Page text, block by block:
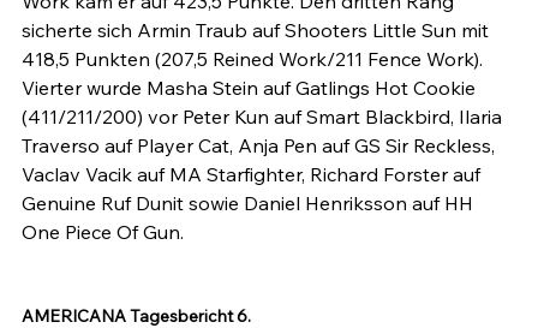
sicherte sich Armin Traub auf Shooters Little Sun mit
418,5 Punkten (207,5 Reined Work/211 Fence Work).
Vierter wurde Masha Stein auf Gatlings Hot Cookie
(411/211/200) vor Peter Kun auf Smart Blackbird, Ilaria
Traverso auf Player Cat, Anja Pen auf GS Sir Reckless,
Vaclav Vacik auf MA Starfighter, Richard Forster auf
Genuine Ruf Dunit sowie Daniel Henriksson auf HH
One Piece Of Gun.
AMERICANA Tagesbericht 6.